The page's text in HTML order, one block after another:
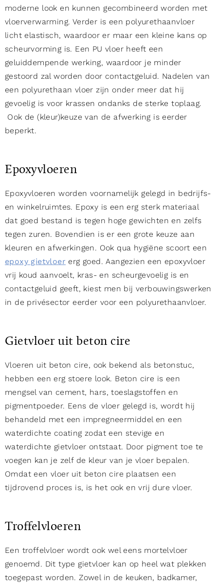
moderne look en kunnen gecombineerd worden met
vloerverwarming. Verder is een polyurethaanvloer
licht elastisch, waardoor er maar een kleine kans op
scheurvorming is. Een PU vloer heeft een
geluiddempende werking, waardoor je minder
gestoord zal worden door contactgeluid. Nadelen van
een polyurethaan vloer zijn onder meer dat hij
gevoelig is voor krassen ondanks de sterke toplaag.
Ook de (kleur)keuze van de afwerking is eerder
beperkt.
Epoxyvloeren
Epoxyvloeren worden voornamelijk gelegd in bedrijfs-
en winkelruimtes. Epoxy is een erg sterk materiaal
dat goed bestand is tegen hoge gewichten en zelfs
tegen zuren. Bovendien is er een grote keuze aan
kleuren en afwerkingen. Ook qua hygiëne scoort een
epoxy gietvloer erg goed. Aangezien een epoxyvloer
vrij koud aanvoelt, kras- en scheurgevoelig is en
contactgeluid geeft, kiest men bij verbouwingswerken
in de privésector eerder voor een polyurethaanvloer.
Gietvloer uit beton cire
Vloeren uit beton cire, ook bekend als betonstuc,
hebben een erg stoere look. Beton cire is een
mengsel van cement, hars, toeslagstoffen en
pigmentpoeder. Eens de vloer gelegd is, wordt hij
behandeld met een impregneermiddel en een
waterdichte coating zodat een stevige en
waterdichte gietvloer ontstaat. Door pigment toe te
voegen kan je zelf de kleur van je vloer bepalen.
Omdat een vloer uit beton cire plaatsen een
tijdrovend proces is, is het ook en vrij dure vloer.
Troffelvloeren
Een troffelvloer wordt ook wel eens mortelvloer
genoemd. Dit type gietvloer kan op heel wat plekken
toegepast worden. Zowel in de keuken, badkamer,